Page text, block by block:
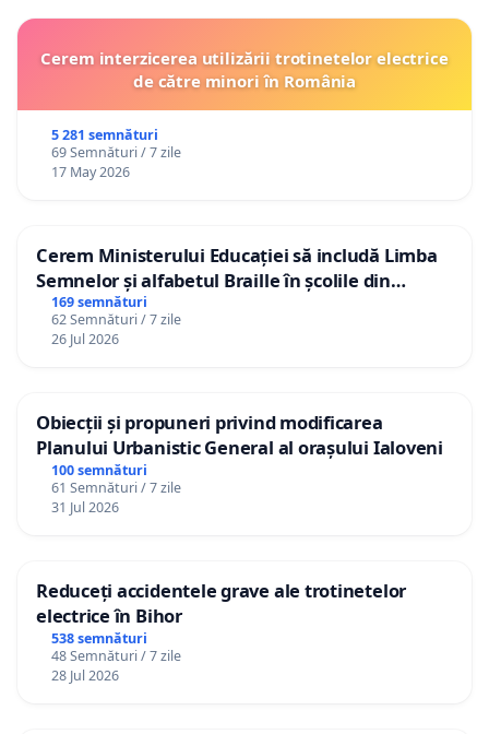
Cerem interzicerea utilizării trotinetelor electrice
de către minori în România
5 281 semnături
69 Semnături / 7 zile
17 May 2026
Cerem Ministerului Educației să includă Limba
Semnelor și alfabetul Braille în școlile din
Republica Moldova!
169 semnături
62 Semnături / 7 zile
26 Jul 2026
Obiecții și propuneri privind modificarea
Planului Urbanistic General al orașului Ialoveni
100 semnături
61 Semnături / 7 zile
31 Jul 2026
Reduceți accidentele grave ale trotinetelor
electrice în Bihor
538 semnături
48 Semnături / 7 zile
28 Jul 2026